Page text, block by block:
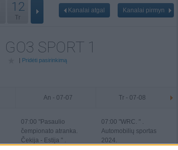
12
Tr
Kanalai atgal Kanalai pirmyn
GO3 SPORT 1
| Pridėti pasirinkimą
An - 07-07
07:00 "Pasaulio
čempionato atranka.
Čekija - Estija " .
Tr - 07-08
07:00 "WRC. " .
Automobilių sportas
2024.